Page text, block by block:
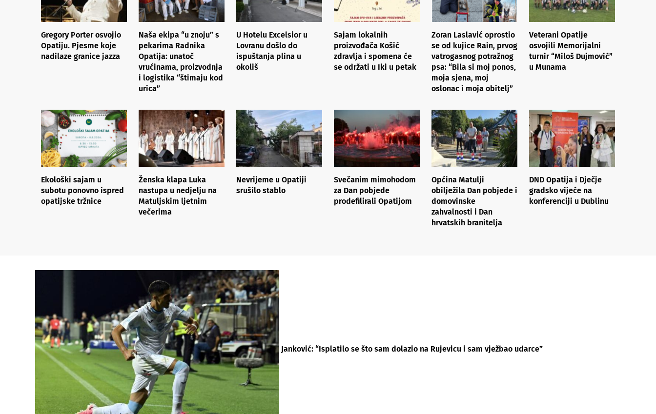
Gregory Porter osvojio
Opatiju. Pjesme koje
nadilaze granice jazza
Naša ekipa “u znoju” s
pekarima Radnika
Opatija: unatoč
vrućinama, proizvodnja
i logistika “štimaju kod
urica”
U Hotelu Excelsior u
Lovranu došlo do
ispuštanja plina u
okoliš
Sajam lokalnih
proizvođača Košić
zdravlja i spomena će
se održati u Iki u petak
Zoran Laslavić oprostio
se od kujice Rain, prvog
vatrogasnog potražnog
psa: “Bila si moj ponos,
moja sjena, moj
oslonac i moja obitelj”
Veterani Opatije
osvojili Memorijalni
turnir “Miloš Dujmović”
u Munama
Ekološki sajam u
subotu ponovno ispred
opatijske tržnice
Ženska klapa Luka
nastupa u nedjelju na
Matuljskim ljetnim
večerima
Nevrijeme u Opatiji
srušilo stablo
Svečanim mimohodom
za Dan pobjede
prodefilirali Opatijom
Općina Matulji
obilježila Dan pobjede i
domovinske
zahvalnosti i Dan
hrvatskih branitelja
DND Opatija i Dječje
gradsko vijeće na
konferenciji u Dublinu
Janković: “Isplatilo se što sam dolazio na Rujevicu i sam vježbao udarce”